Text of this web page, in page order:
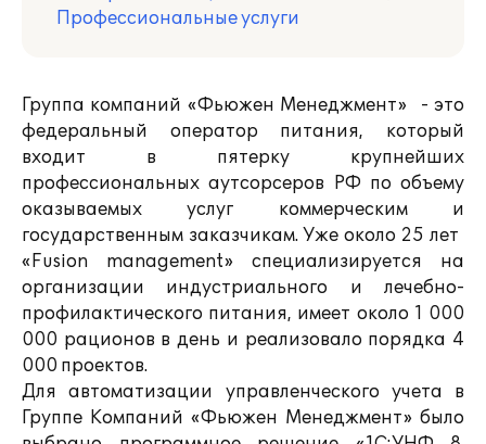
Профессиональные услуги
Группа компаний «Фьюжен Менеджмент» - это
федеральный оператор питания, который
входит в пятерку крупнейших
профессиональных аутсорсеров РФ по объему
оказываемых услуг коммерческим и
государственным заказчикам. Уже около 25 лет
«Fusion management» специализируется на
организации индустриального и лечебно-
профилактического питания, имеет около 1 000
000 рационов в день и реализовало порядка 4
000 проектов.
Для автоматизации управленческого учета в
Группе Компаний «Фьюжен Менеджмент» было